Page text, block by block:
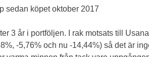
sedan köpet oktober 2017
3 år i portföljen. I rak motsats till
-5,76% och nu -14,44%) så det är